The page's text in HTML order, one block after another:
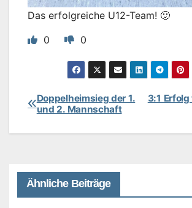
Das erfolgreiche U12-Team! 🙂
0
0
Beitragsnavigation
3:1
Doppelheimsieg der 1.
und 2. Mannschaft
Ähnliche Beiträge